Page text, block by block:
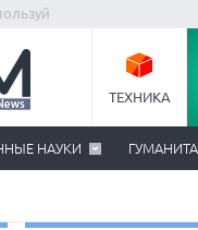
ТЕХНИКА
НАУКИ